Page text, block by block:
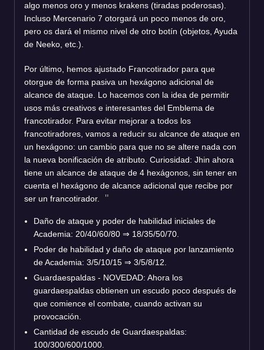
algo menos oro y menos krakens (tiradas poderosas).
Incluso Mercenario 7 otorgará un poco menos de oro,
pero os dará el mismo nivel de otro botín (objetos, Ayuda
de Neeko, etc.).
Por último, hemos ajustado Francotirador para que
otorgue de forma pasiva un hexágono adicional de
alcance de ataque. Lo hacemos con la idea de permitir
usos más creativos e interesantes del Emblema de
francotirador. Para evitar mejorar a todos los
francotiradores, vamos a reducir su alcance de ataque en
un hexágono: un cambio para que no se altere nada con
la nueva bonificación de atributo. Curiosidad: Jhin ahora
tiene un alcance de ataque de 4 hexágonos, sin tener en
cuenta el hexágono de alcance adicional que recibe por
ser un francotirador.
Daño de ataque y poder de habilidad iniciales de
Academia: 20/40/60/80 ⇒ 18/35/50/70.
Poder de habilidad y daño de ataque por lanzamiento
de Academia: 3/5/10/15 ⇒ 3/5/8/12.
Guardaespaldas - NOVEDAD: Ahora los
guardaespaldas obtienen un escudo poco después de
que comience el combate, cuando activan su
provocación.
Cantidad de escudo de Guardaespaldas:
100/300/600/1000.